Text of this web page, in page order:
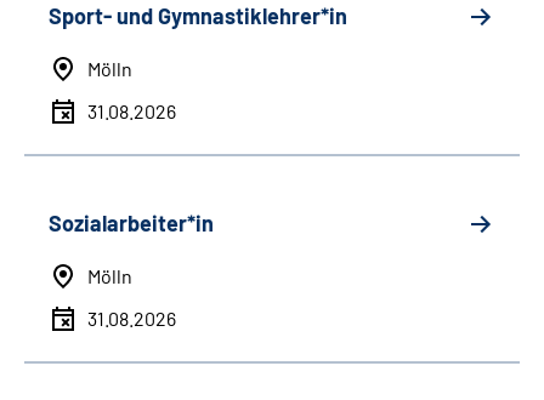
Sport- und Gymnastiklehrer*in
Mölln
31.08.2026
Sozialarbeiter*in
Mölln
31.08.2026